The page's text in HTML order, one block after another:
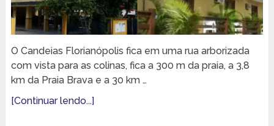
O Candeias Florianópolis fica em uma rua arborizada
com vista para as colinas, fica a 300 m da praia, a 3,8
km da Praia Brava e a 30 km …
[Continuar lendo...]